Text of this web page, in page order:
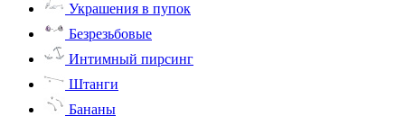
Украшения в пупок
Безрезьбовые
Интимный пирсинг
Штанги
Бананы